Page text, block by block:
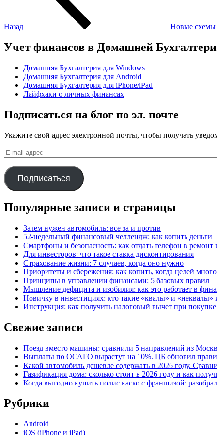
Назад Новые схемы
Учет финансов в Домашней
Домашняя Бухгалтерия для Windows
Домашняя Бухгалтерия для Android
Домашняя Бухгалтерия для iPhone/iPad
Лайфхаки о личных финансах
Подписаться на блог по эл. почте
Укажите свой адрес электронной почты, чтобы получать
E-
mail
адрес
Подписаться
Популярные записи и страницы
Зачем нужен автомобиль: все за и против
52-недельный финансовый челлендж: как копить деньги
Смартфоны и безопасность: как отдать телефон в ремонт
Для инвесторов: что такое ставка дисконтирования
Страхование жизни: 7 случаев, когда оно нужно
Приоритеты и сбережения: как копить, когда целей много
Принципы в управлении финансами: 5 базовых правил
Мышление дефицита и изобилия: как это работает в
Новичку в инвестициях: кто такие «квалы» и «неквалы»
Инструкция: как получить налоговый вычет при
Свежие записи
Поезд вместо машины: сравнили 5 направлений из
Выплаты по ОСАГО вырастут на 10%. ЦБ обновил
Какой автомобиль дешевле содержать в 2026 году.
Газификация дома: сколько стоит в 2026 году и как
Когда выгодно купить полис каско с франшизой:
Рубрики
Android
iOS (iPhone и iPad)